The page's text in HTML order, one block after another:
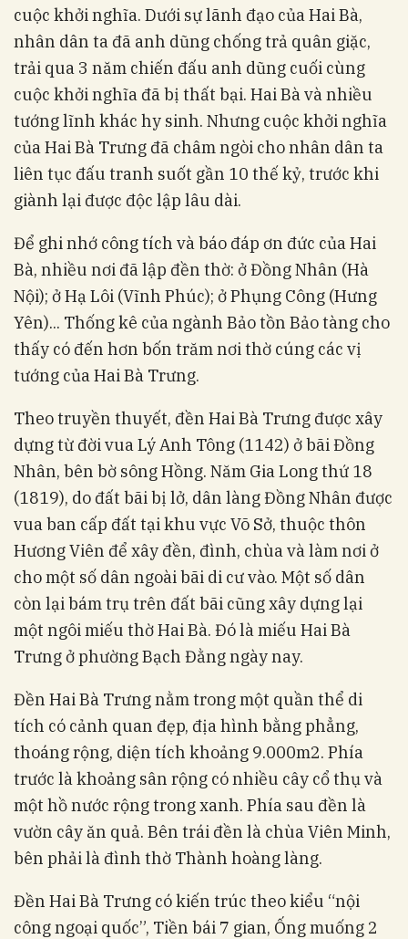
cuộc khởi nghĩa. Dưới sự lãnh đạo của Hai Bà,
nhân dân ta đã anh dũng chống trả quân giặc,
trải qua 3 năm chiến đấu anh dũng cuối cùng
cuộc khởi nghĩa đã bị thất bại. Hai Bà và nhiều
tướng lĩnh khác hy sinh. Nhưng cuộc khởi nghĩa
của Hai Bà Trưng đã châm ngòi cho nhân dân ta
liên tục đấu tranh suốt gần 10 thế kỷ, trước khi
giành lại được độc lập lâu dài.
Để ghi nhớ công tích và báo đáp ơn đức của Hai
Bà, nhiều nơi đã lập đền thờ: ở Đồng Nhân (Hà
Nội); ở Hạ Lôi (Vĩnh Phúc); ở Phụng Công (Hưng
Yên)... Thống kê của ngành Bảo tồn Bảo tàng cho
thấy có đến hơn bốn trăm nơi thờ cúng các vị
tướng của Hai Bà Trưng.
Theo truyền thuyết, đền Hai Bà Trưng được xây
dựng từ đời vua Lý Anh Tông (1142) ở bãi Đồng
Nhân, bên bờ sông Hồng. Năm Gia Long thứ 18
(1819), do đất bãi bị lở, dân làng Đồng Nhân được
vua ban cấp đất tại khu vực Võ Sở, thuộc thôn
Hương Viên để xây đền, đình, chùa và làm nơi ở
cho một số dân ngoài bãi di cư vào. Một số dân
còn lại bám trụ trên đất bãi cũng xây dựng lại
một ngôi miếu thờ Hai Bà. Đó là miếu Hai Bà
Trưng ở phường Bạch Đằng ngày nay.
Đền Hai Bà Trưng nằm trong một quần thể di
tích có cảnh quan đẹp, địa hình bằng phẳng,
thoáng rộng, diện tích khoảng 9.000m2. Phía
trước là khoảng sân rộng có nhiều cây cổ thụ và
một hồ nước rộng trong xanh. Phía sau đền là
vườn cây ăn quả. Bên trái đền là chùa Viên Minh,
bên phải là đình thờ Thành hoàng làng.
Đền Hai Bà Trưng có kiến trúc theo kiểu “nội
công ngoại quốc”, Tiền bái 7 gian, Ống muống 2